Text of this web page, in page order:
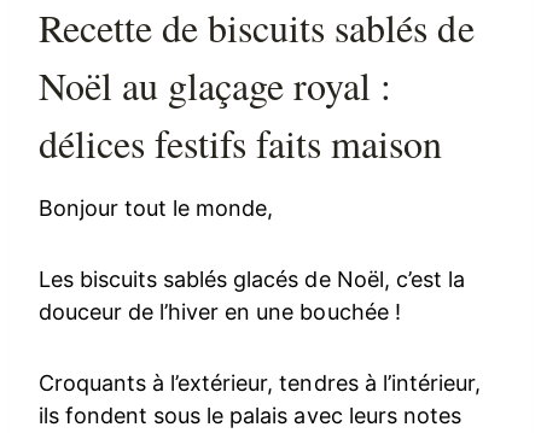
Recette de biscuits sablés de
Noël au glaçage royal :
délices festifs faits maison
Bonjour tout le monde,
Les biscuits sablés glacés de Noël, c’est la
douceur de l’hiver en une bouchée !
Croquants à l’extérieur, tendres à l’intérieur,
ils fondent sous le palais avec leurs notes